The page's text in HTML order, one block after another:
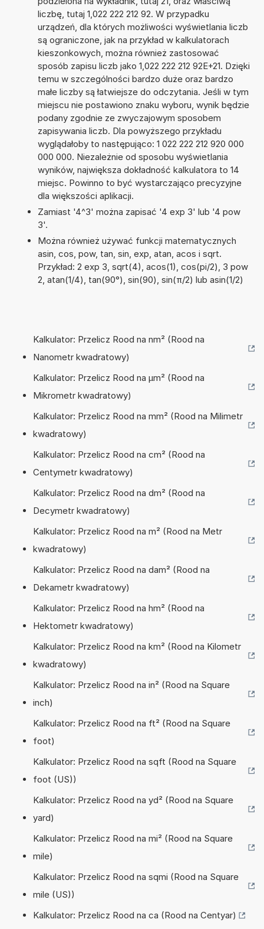
liczbę, tutaj 1,022 222 212 92. W przypadku
urządzeń, dla których możliwości wyświetlania liczb
są ograniczone, jak na przykład w kalkulatorach
kieszonkowych, można również zastosować
sposób zapisu liczb jako 1,022 222 212 92E+21. Dzięki
temu w szczególności bardzo duże oraz bardzo
małe liczby są łatwiejsze do odczytania. Jeśli w tym
miejscu nie postawiono znaku wyboru, wynik będzie
podany zgodnie ze zwyczajowym sposobem
zapisywania liczb. Dla powyższego przykładu
wyglądałoby to następująco: 1 022 222 212 920 000
000 000. Niezależnie od sposobu wyświetlania
wyników, największa dokładność kalkulatora to 14
miejsc. Powinno to być wystarczająco precyzyjne
dla większości aplikacji.
Zamiast '4^3' można zapisać '4 exp 3' lub '4 pow
3'.
Można również używać funkcji matematycznych
asin, cos, pow, tan, sin, exp, atan, acos i sqrt.
Przykład: 2 exp 3, sqrt(4), acos(1), cos(pi/2), 3 pow
2, atan(1/4), tan(90°), sin(90), sin(π/2) lub asin(1/2)
Kalkulator: Przelicz Rood na nm² (Rood na
Nanometr kwadratowy)
Kalkulator: Przelicz Rood na µm² (Rood na
Mikrometr kwadratowy)
Kalkulator: Przelicz Rood na mm² (Rood na Milimetr
kwadratowy)
Kalkulator: Przelicz Rood na cm² (Rood na
Centymetr kwadratowy)
Kalkulator: Przelicz Rood na dm² (Rood na
Decymetr kwadratowy)
Kalkulator: Przelicz Rood na m² (Rood na Metr
kwadratowy)
Kalkulator: Przelicz Rood na dam² (Rood na
Dekametr kwadratowy)
Kalkulator: Przelicz Rood na hm² (Rood na
Hektometr kwadratowy)
Kalkulator: Przelicz Rood na km² (Rood na Kilometr
kwadratowy)
Kalkulator: Przelicz Rood na in² (Rood na Square
inch)
Kalkulator: Przelicz Rood na ft² (Rood na Square
foot)
Kalkulator: Przelicz Rood na sqft (Rood na Square
foot (US))
Kalkulator: Przelicz Rood na yd² (Rood na Square
yard)
Kalkulator: Przelicz Rood na mi² (Rood na Square
mile)
Kalkulator: Przelicz Rood na sqmi (Rood na Square
mile (US))
Kalkulator: Przelicz Rood na ca (Rood na Centyar)